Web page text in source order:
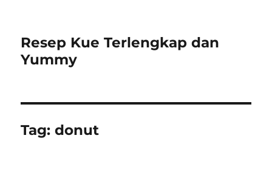
Resep Kue Terlengkap dan
Yummy
Tag:donut